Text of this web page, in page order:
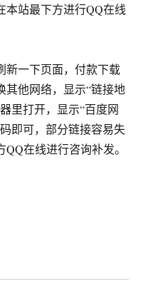
本站最下方进行QQ在线
新一下页面，付款下载
其他网络，显示“链接地
里打开，显示“百度网
即可，部分链接容易失
在线进行咨询补发。